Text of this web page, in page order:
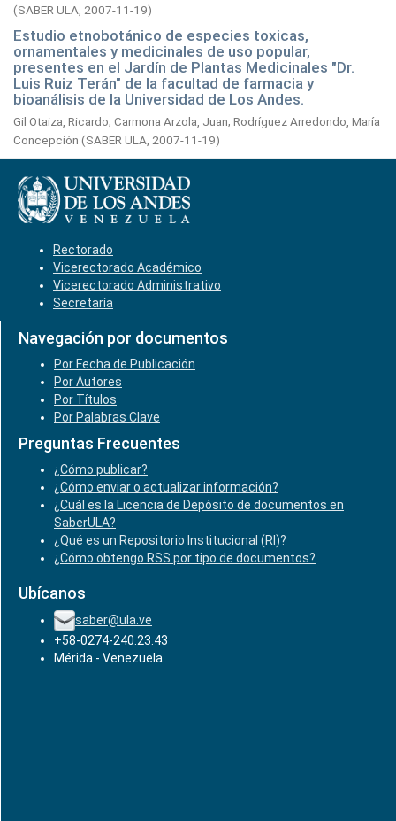
(SABER ULA, 2007-11-19)
Estudio etnobotánico de especies toxicas,
ornamentales y medicinales de uso popular,
presentes en el Jardín de Plantas Medicinales "Dr.
Luis Ruiz Terán" de la facultad de farmacia y
bioanálisis de la Universidad de Los Andes.
Gil Otaiza, Ricardo; Carmona Arzola, Juan; Rodríguez Arredondo, María
Concepción (SABER ULA, 2007-11-19)
Rectorado
Vicerectorado Académico
Vicerectorado Administrativo
Secretaría
Navegación por documentos
Por Fecha de Publicación
Por Autores
Por Títulos
Por Palabras Clave
Preguntas Frecuentes
¿Cómo publicar?
¿Cómo enviar o actualizar información?
¿Cuál es la Licencia de Depósito de documentos en
SaberULA?
¿Qué es un Repositorio Institucional (RI)?
¿Cómo obtengo RSS por tipo de documentos?
Ubícanos
saber@ula.ve
+58-0274-240.23.43
Mérida - Venezuela